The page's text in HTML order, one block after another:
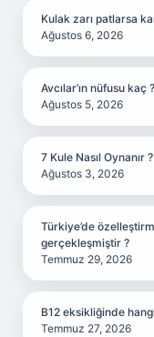
Kulak zarı patlarsa
Ağustos 6, 2026
Avcılar’ın nüfusu kaç ?
Ağustos 5, 2026
7 Kule Nasıl Oynanır ?
Ağustos 3, 2026
Türkiye’de
gerçekleşmiştir ?
Temmuz 29, 2026
B12 eksikliğinde
Temmuz 27, 2026